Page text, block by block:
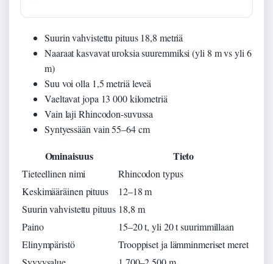
Suurin vahvistettu pituus 18,8 metriä
Naaraat kasvavat uroksia suuremmiksi (yli 8 m vs yli 6
m)
Suu voi olla 1,5 metriä leveä
Vaeltavat jopa 13 000 kilometriä
Vain laji Rhincodon-suvussa
Syntyessään vain 55–64 cm
Ominaisuus Tieto
Tieteellinen nimi
Rhincodon typus
Keskimääräinen pituus
12–18 m
Suurin vahvistettu pituus 18,8 m
Paino
15–20 t, yli 20 t suurimmillaan
Elinympäristö
Trooppiset ja lämminmeriset meret